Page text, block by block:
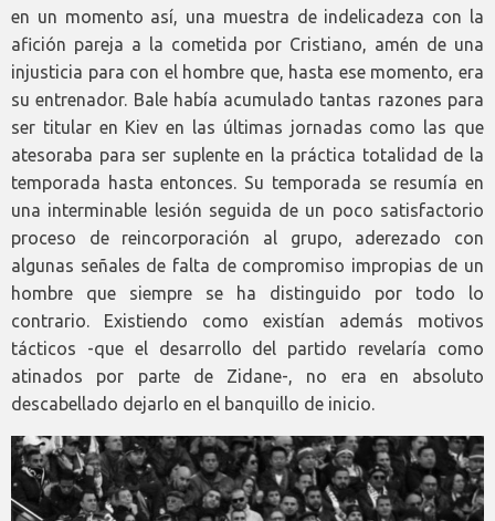
en un momento así, una muestra de indelicadeza con la
afición pareja a la cometida por Cristiano, amén de una
injusticia para con el hombre que, hasta ese momento, era
su entrenador. Bale había acumulado tantas razones para
ser titular en Kiev en las últimas jornadas como las que
atesoraba para ser suplente en la práctica totalidad de la
temporada hasta entonces. Su temporada se resumía en
una interminable lesión seguida de un poco satisfactorio
proceso de reincorporación al grupo, aderezado con
algunas señales de falta de compromiso impropias de un
hombre que siempre se ha distinguido por todo lo
contrario. Existiendo como existían además motivos
tácticos -que el desarrollo del partido revelaría como
atinados por parte de Zidane-, no era en absoluto
descabellado dejarlo en el banquillo de inicio.